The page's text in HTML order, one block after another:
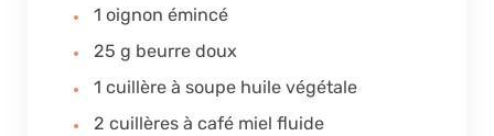
1 oignon émincé
25 g beurre doux
1 cuillère à soupe huile végétale
2 cuillères à café miel fluide